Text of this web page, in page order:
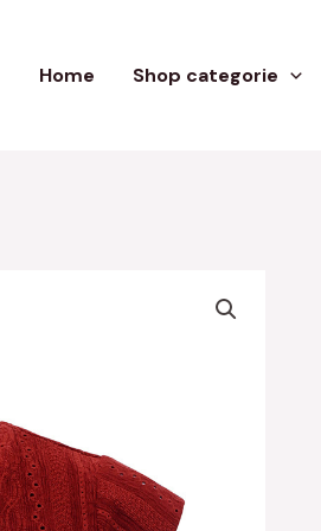
Home Shop categorie